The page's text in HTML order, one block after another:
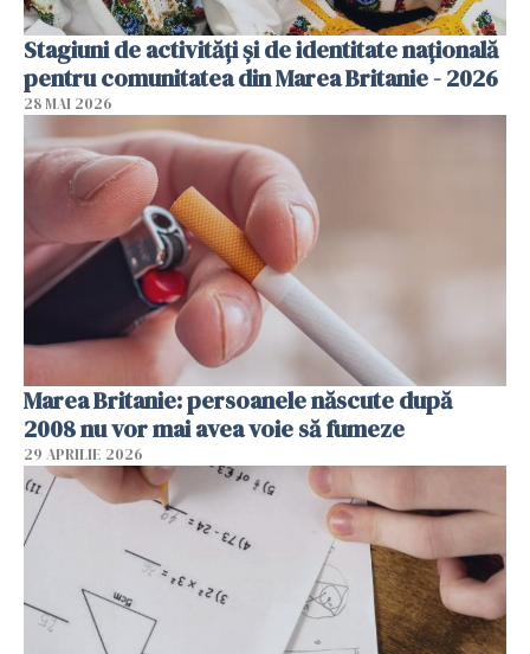
Stagiuni de activități și de identitate națională
pentru comunitatea din Marea Britanie - 2026
28 MAI 2026
Marea Britanie: persoanele născute după
2008 nu vor mai avea voie să fumeze
29 APRILIE 2026